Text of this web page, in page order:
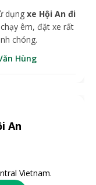
Hội An đi
đặt xe rất
Chuyến
thuận
An
Vietnam.